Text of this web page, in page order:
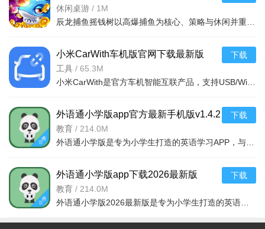
v5.10.10最新版
休闲桌游 / 1M
小米CarWith车机版官网下载最新版
v3.8.4安卓版
工具 / 65.3M
下载
外语通小学版app官方最新手机版v1.4.2
安卓版
教育 / 214.0M
下载
外语通小学版app下载2026最新版
v1.4.2官方版
教育 / 214.0M
下载